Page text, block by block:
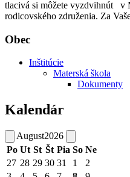
tlacivá si môžete vyzdvihnút v
rodicovského združenia. Za
Obec
Inštitúcie
Materská škola
Dokumenty
Kalendár
August2026
Po Ut St Št Pia So Ne
27 28 29 30 31 1
2